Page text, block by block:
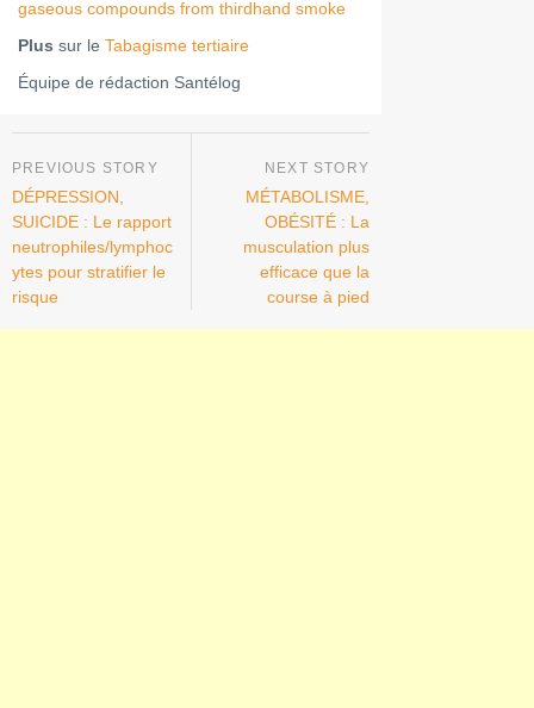
gaseous compounds from thirdhand smoke
Plus sur le Tabagisme tertiaire
Équipe de rédaction Santélog
DÉPRESSION,
SUICIDE : Le rapport
neutrophiles/lymphoc
ytes pour stratifier le
risque
MÉTABOLISME,
OBÉSITÉ : La
musculation plus
efficace que la
course à pied